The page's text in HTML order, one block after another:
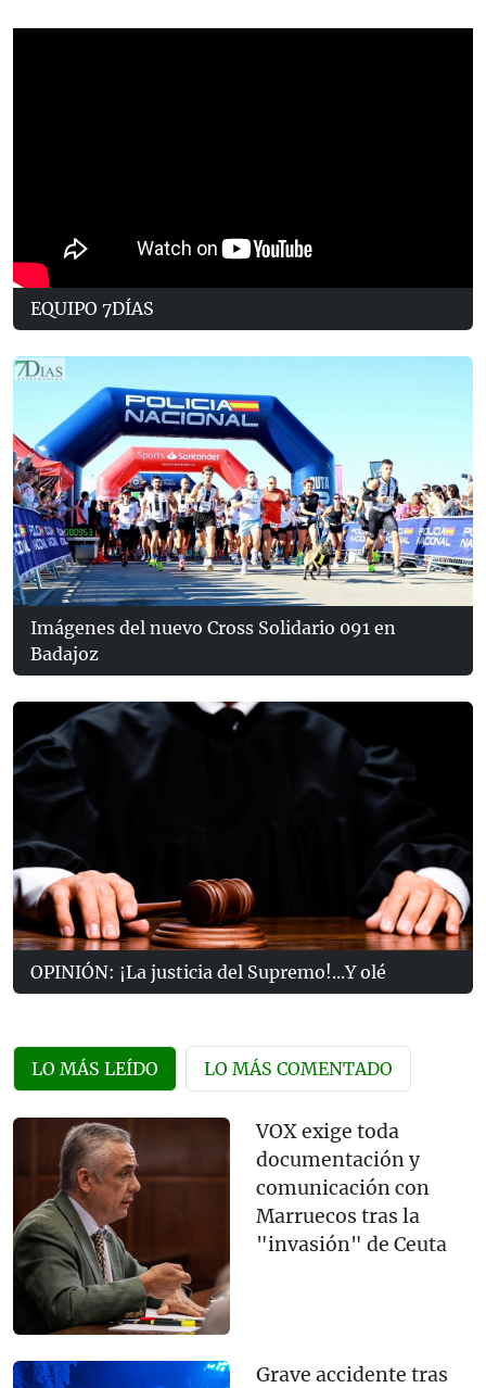
EQUIPO 7DÍAS
Imágenes del nuevo Cross Solidario 091 en
Badajoz
OPINIÓN: ¡La justicia del Supremo!...Y olé
LO MÁS LEÍDO LO MÁS COMENTADO
VOX exige toda
documentación y
comunicación con
Marruecos tras la
"invasión" de Ceuta
Grave accidente tras